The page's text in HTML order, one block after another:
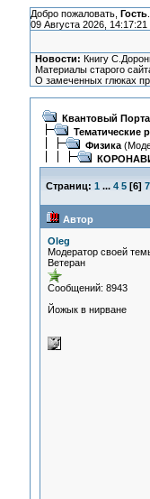
Добро пожаловать, Гость
09 Августа 2026, 14:17:21
Новости: Книгу
Материалы старого
О замеченных глюках
Квантовый
Тематические
Физика
Страниц: 1 ... 4 5[6] 7
Автор
Oleg
Модератор своей
Ветеран
Сообщений: 8943
Йожык в нирване